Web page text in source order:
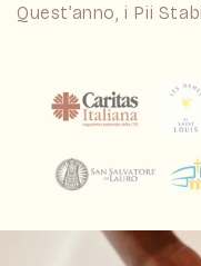
Quest’anno, i Pii